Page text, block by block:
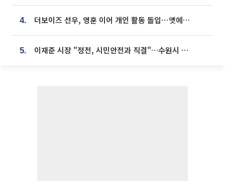
4. 더보이즈 선우, 영훈 이어 개인 활동 돌입⋯앳에어리어와 전속계약
5. 이재준 시장 "정전, 시민안전과 직결"…수원시 비상대응체계 가동